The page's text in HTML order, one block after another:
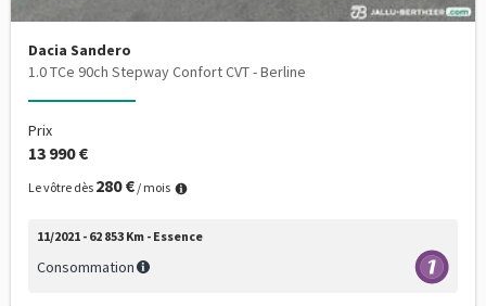
Dacia Sandero
1.0 TCe 90ch Stepway Confort CVT - Berline
Prix
13 990 €
Le vôtre dès 280 € / mois
11/2021 - 62 853 Km - Essence
Consommation